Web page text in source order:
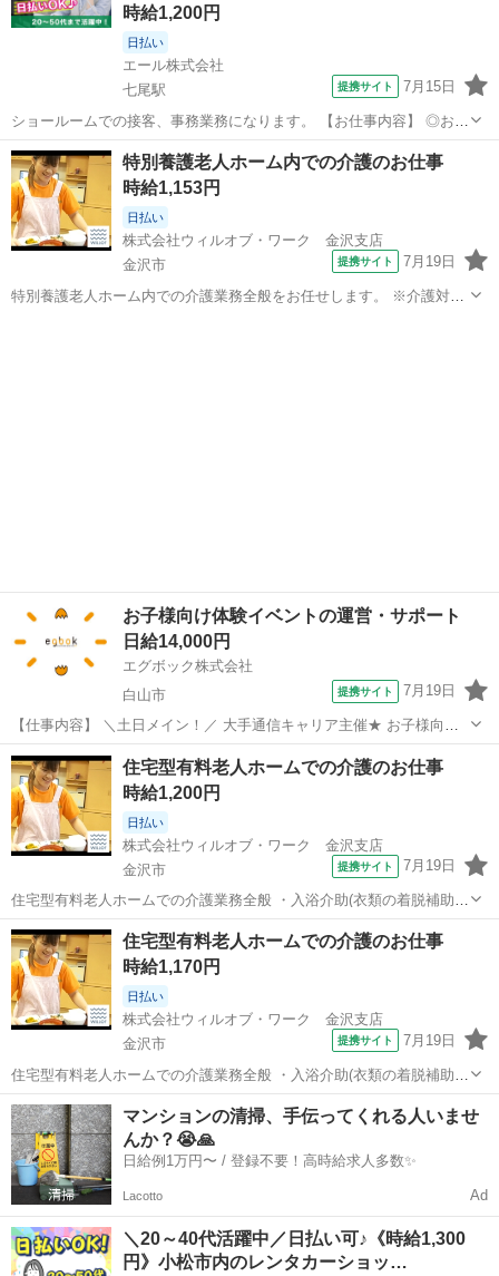
時給1,200円
日払い
エール株式会社
七尾駅
提携サイト 7月15日
ショールームでの接客、事務業務になります。 【お仕事内容】 ◎お客
様のお出迎え、お見送り ◎お茶出し ◎商品やキャンペーンの説明 ◎
関係部署へのご案内 ◎清掃やカンタンな事務処理 など 【給与】 時給
1,200円 【休...
石川 七尾駅 その他
特別養護老人ホーム内での介護のお仕事
時給1,153円
日払い
株式会社ウィルオブ・ワーク 金沢支店
金沢市
提携サイト 7月19日
特別養護老人ホーム内での介護業務全般をお任せします。 ※介護対象
お子様向け体験イベントの運営・サポート
日給14,000円
エグボック株式会社
白山市
提携サイト 7月19日
【仕事内容】 ＼土日メイン！／ 大手通信キャリア主催★ お子様向け
イベントの運営サポートをお任せします！ 商業施設やショッピングモ
ール内の特設会場で、ご家族連れのお客様に楽しんでいただくための
お仕事です。難しい知識は一...
石川 白山市 その他
住宅型有料老人ホームでの介護のお仕事
時給1,200円
日払い
株式会社ウィルオブ・ワーク 金沢支店
金沢市
提携サイト 7月19日
住宅型有料老人ホームでの介護業務全般 ・入浴介助(衣類の着脱補助、
洗髪、洗顔、体洗い補助など) ・食事介助(食事摂取のサポート、声掛
け、見守り、配膳など) ・排泄介助(トイレへの誘導、見守り、おむつ
交換など) ・環境整備(居...
石川 金沢市 その他
住宅型有料老人ホームでの介護のお仕事
時給1,170円
日払い
株式会社ウィルオブ・ワーク 金沢支店
金沢市
提携サイト 7月19日
住宅型有料老人ホームでの介護業務全般 ・入浴介助(衣類の着脱補助、
洗髪、洗顔、体洗い補助など) ・食事介助(食事摂取のサポート、声掛
け、見守り、配膳など) ・排泄介助(トイレへの誘導、見守り、おむつ
交換など) ・環境整備(居...
石川 金沢市
マンションの清掃、手伝ってくれる人いませ
んか？😭🙏
日給例1万円〜 / 登録不要！高時給求人多数✨
Lacotto Ad
＼20～40代活躍中／日払い可♪《時給1,300
円》小松市内のレンタカーショッ…